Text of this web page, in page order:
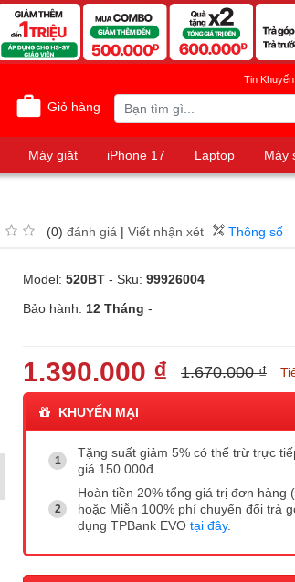
Giỏ hàng
Tin
Máy giặt iPhone 17 Laptop
Máy
(0) đánh giá | Viết nhận xét Thông số
Model: 520BT - Sku: 99926004
Bảo hành: 12 Tháng -
1.390.000 ₫ 1.670.000 ₫
KHUYẾN MẠI
Tặng suất giảm 5% có thể trừ trực
giá 150.000đ
Hoàn tiền 20% tổng giá trị đơn hàng
hoặc Miễn 100% phí chuyển đổi trả
dụng TPBank EVO tại đây.